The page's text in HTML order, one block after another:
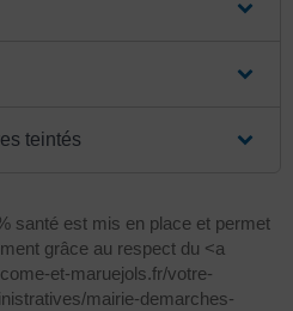
teintés
santé est mis en place et permet
grâce au respect du <a
et-maruejols.fr/votre-
mairie-demarches-